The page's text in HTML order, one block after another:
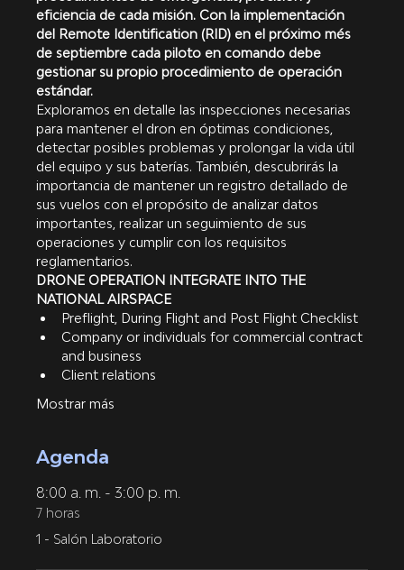
eficiencia de cada misión. Con la implementación
del Remote Identification (RID) en el próximo més
de septiembre cada piloto en comando debe
gestionar su propio procedimiento de operación
estándar.
Exploramos en detalle las inspecciones necesarias
para mantener el dron en óptimas condiciones,
detectar posibles problemas y prolongar la vida útil
del equipo y sus baterías. También, descubrirás la
importancia de mantener un registro detallado de
sus vuelos con el propósito de analizar datos
importantes, realizar un seguimiento de sus
operaciones y cumplir con los requisitos
reglamentarios.
DRONE OPERATION INTEGRATE INTO THE
NATIONAL AIRSPACE
Preflight, During Flight and Post Flight Checklist
Company or individuals for commercial contract
and business
Client relations
Mostrar más
Agenda
8:00 a. m. - 3:00 p. m.
7 horas
1 - Salón Laboratorio